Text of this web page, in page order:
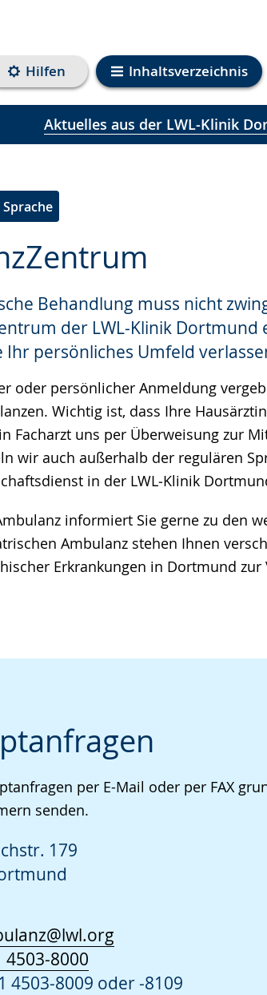
Inhaltsverzeichnis
Hilfen
Aktuelles aus der LWL-Klinik
Behandlung muss nicht
der LWL‑Klinik Dortmund
Ihr persönliches Umfeld
oder persönlicher Anmeldung
Wichtig ist, dass Ihre
Facharzt uns per Überweisung zur
wir auch außerhalb der regulären
in der LWL‑Klinik
informiert Sie gerne zu den
Ambulanz stehen Ihnen
Erkrankungen in Dortmund zur
per E-Mail oder per FAX
senden.
179
4503-8000
4503-8009 oder -8109